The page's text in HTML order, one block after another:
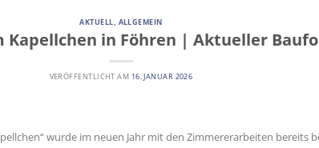
AKTUELL ALLGEMEIN
Kapellchen in Föhren | Aktueller
VERÖFFENTLICHT AM 16. JANUAR 2026
wurde im neuen Jahr mit den Zimmererarbeiten bereits